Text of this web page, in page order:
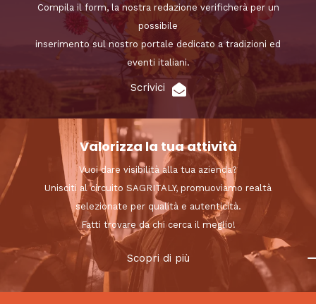
Compila il form, la nostra redazione verificherà per un
possibile
inserimento sul nostro portale dedicato a tradizioni ed
eventi italiani.
Scrivici
Valorizza la tua attività
Vuoi dare visibilità alla tua azienda?
Unisciti al circuito SAGRITALY, promuoviamo realtà
selezionate per qualità e autenticità.
Fatti trovare da chi cerca il meglio!
Scopri di più